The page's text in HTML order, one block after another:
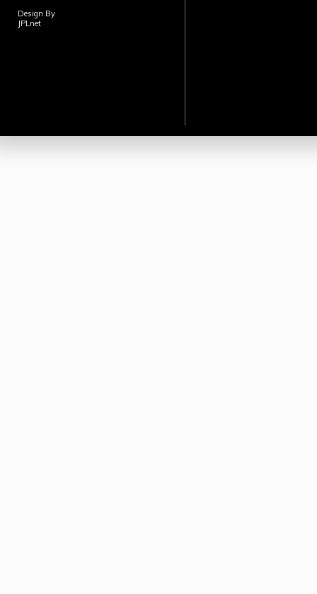
Design By
JPLnet